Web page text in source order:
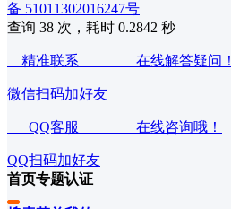
备 51011302016247号
查询 38 次，耗时 0.2842 秒
精准联系 在线解答疑问！
微信扫码加好友
QQ客服 在线咨询哦！
QQ扫码加好友
首页专题认证